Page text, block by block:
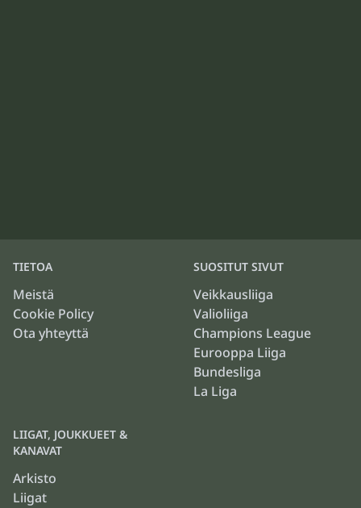
TIETOA
Meistä
Cookie Policy
Ota yhteyttä
SUOSITUT SIVUT
Veikkausliiga
Valioliiga
Champions League
Eurooppa Liiga
Bundesliga
La Liga
LIIGAT, JOUKKUEET &
KANAVAT
Arkisto
Liigat